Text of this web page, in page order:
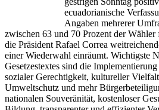
ecuadorianische
Angaben mehrerer
zwischen 63 und 70 Prozent der Wähler
die Präsident Rafael Correa
einer Wiederwahl einräumt. Wichtigste
Gesetzestextes sind die
sozialer Gerechtigkeit, kultureller
Umweltschutz und mehr
nationalen Souveränität, kostenloser